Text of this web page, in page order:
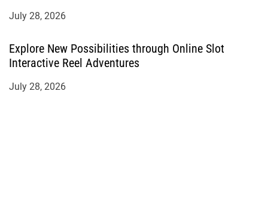
July 28, 2026
Explore New Possibilities through Online Slot
Interactive Reel Adventures
July 28, 2026